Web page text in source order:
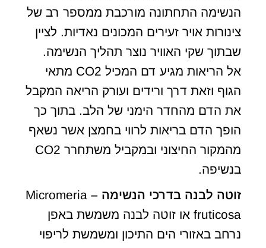
הנשימה התחתונה מורכבת ממספר רב של
צינורות אויר זעירים המכונים נאדיות. לציין
שבתוך שקי האוויר נוצר תהליך הנשימה.
אל הריאות מגיע דם המכיל CO2 מתאי
הגוף וזאת דרך ורידים ועורק הריאה המקבל
את הדם מהחדר הימני של הלב. בתוך כך
הופך הדם בריאות לרווי בחמצן אשר נשאף
מהמקור החיצוני ובמקביל משתחרר CO2
בנשיפה.
זוטה לבנה בדרכי הנשימה – Micromeria
fruticosa או זוטה לבנה משמשת באפן
נרחב באזורי הים התיכון ומשמשת לריפוי